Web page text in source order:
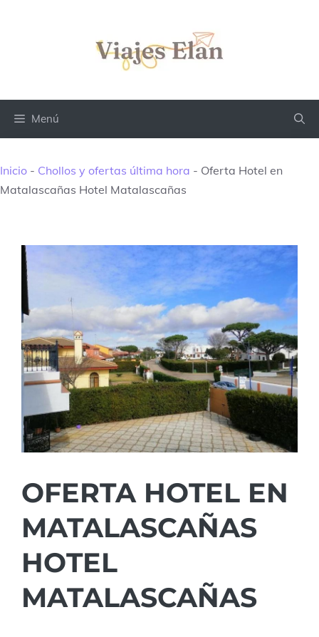
Menú
Inicio - Chollos y ofertas última hora - Oferta Hotel en
Matalascañas Hotel Matalascañas
OFERTA HOTEL EN
MATALASCAÑAS
HOTEL
MATALASCAÑAS